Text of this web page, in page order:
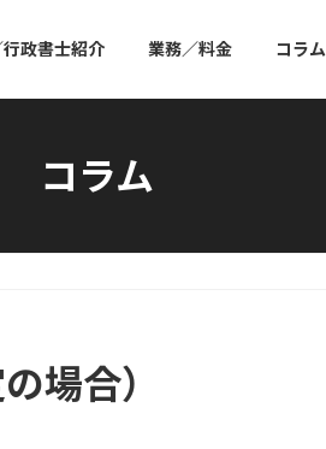
政書士紹介 業務／料金 コラム
コラム
場合）